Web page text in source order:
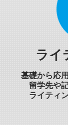
ライ
基礎から応
留学先や
ライティ